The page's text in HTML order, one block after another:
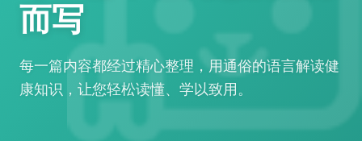
而写
每一篇内容都经过精心整理，用通俗的语言解读健
康知识，让您轻松读懂、学以致用。